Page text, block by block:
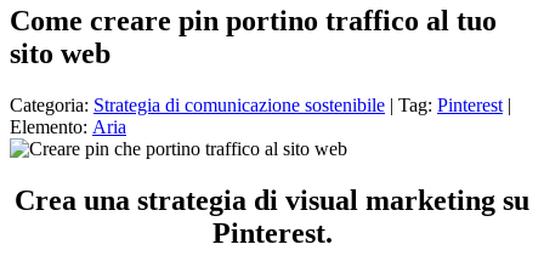
Come creare pin portino traffico al tuo
sito web
Categoria: Strategia di comunicazione sostenibile | Tag: Pinterest |
Elemento: Aria
Crea una strategia di visual marketing su
Pinterest.